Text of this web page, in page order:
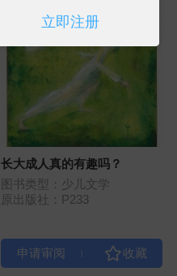
长大成人真的有趣吗？
图书类型：少儿文学
原出版社：P233
立即注册